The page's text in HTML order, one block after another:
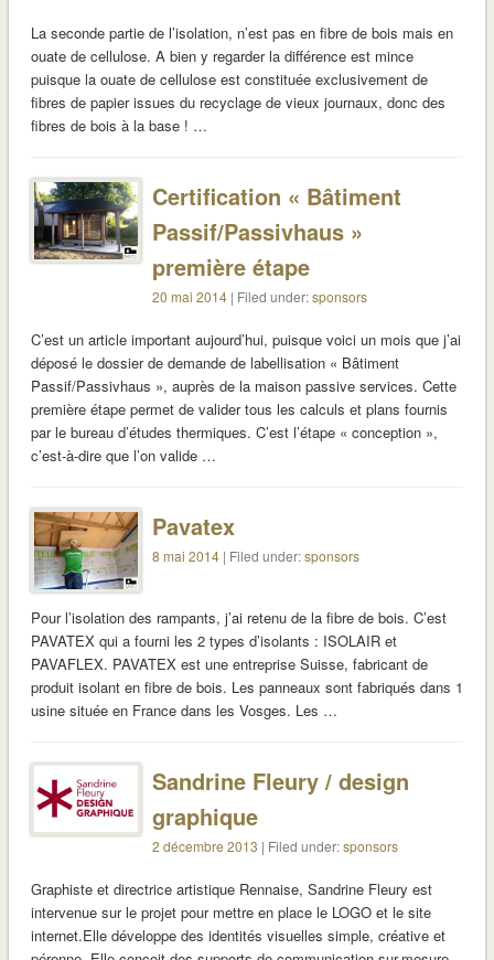
La seconde partie de l’isolation, n’est pas en fibre de bois mais en
ouate de cellulose. A bien y regarder la différence est mince
puisque la ouate de cellulose est constituée exclusivement de
fibres de papier issues du recyclage de vieux journaux, donc des
fibres de bois à la base ! …
Certification « Bâtiment
Passif/Passivhaus »
première étape
20 mai 2014 | Filed under:sponsors
C’est un article important aujourd’hui, puisque voici un mois que j’ai
déposé le dossier de demande de labellisation « Bâtiment
Passif/Passivhaus », auprès de la maison passive services. Cette
première étape permet de valider tous les calculs et plans fournis
par le bureau d’études thermiques. C’est l’étape « conception »,
c’est-à-dire que l’on valide …
Pavatex
8 mai 2014 | Filed under:sponsors
Pour l’isolation des rampants, j’ai retenu de la fibre de bois. C’est
PAVATEX qui a fourni les 2 types d’isolants : ISOLAIR et
PAVAFLEX. PAVATEX est une entreprise Suisse, fabricant de
produit isolant en fibre de bois. Les panneaux sont fabriqués dans 1
usine située en France dans les Vosges. Les …
Sandrine Fleury / design
graphique
2 décembre 2013 | Filed under:sponsors
Graphiste et directrice artistique Rennaise, Sandrine Fleury est
intervenue sur le projet pour mettre en place le LOGO et le site
internet.Elle développe des identités visuelles simple, créative et